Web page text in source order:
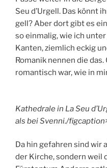
Seu d’Urgell. Das könnt
gell? Aber dort gibt es
so einmalig, wie ich
Kanten, ziemlich eckig
Romanik nennen die
romantisch war, wie in
Kathedrale in La Seu
als bei Svenni./
Da hin gefahren sind wir
der Kirche, sondern weil